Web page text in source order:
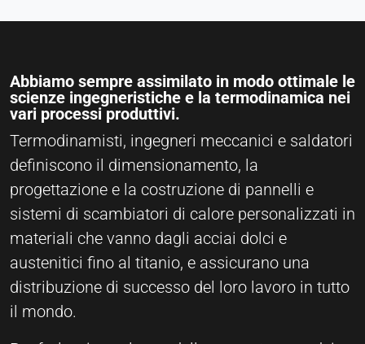
Abbiamo sempre assimilato in modo ottimale le
scienze ingegneristiche e la termodinamica nei
vari processi produttivi.
Termodinamisti, ingegneri meccanici e saldatori
definiscono il dimensionamento, la
progettazione e la costruzione di pannelli e
sistemi di scambiatori di calore personalizzati in
materiali che vanno dagli acciai dolci e
austenitici fino al titanio, e assicurano una
distribuzione di successo del loro lavoro in tutto
il mondo.